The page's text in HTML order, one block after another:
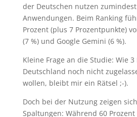
der Deutschen nutzen
Anwendungen. Beim Ranking
Prozent (plus 7 Prozentpunkte)
(7 %) und Google Gemini (6 %).
Kleine Frage an die Studie: Wie
Deutschland noch nicht
wollen, bleibt mir ein Rätsel ;-).
Doch bei der Nutzung zeigen
Spaltungen: Während 60